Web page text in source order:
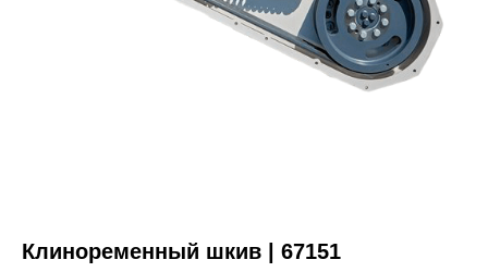
Клиноременный шкив | 67151